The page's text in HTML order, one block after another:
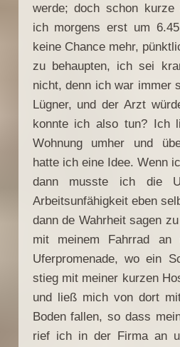
werde; doch schon kurze
ich morgens erst um
keine Chance mehr,
zu behaupten, ich sei
nicht, denn ich war immer
Lügner, und der Arzt
konnte ich also tun? Ich
Wohnung umher und
hatte ich eine Idee. Wenn
dann musste ich die
Arbeitsunfähigkeit eben
dann de Wahrheit sagen
mit meinem Fahrrad an
Uferpromenade, wo ein
stieg mit meiner kurzen
und ließ mich von dort
Boden fallen, so dass
rief ich in der Firma an